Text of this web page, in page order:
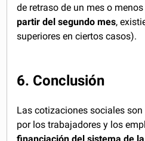
de retraso de un mes o
partir del segundo mes,
superiores en ciertos casos).
6. Conclusión
Las cotizaciones sociales
por los trabajadores y los